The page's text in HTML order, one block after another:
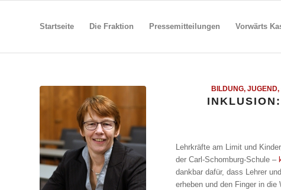
Startseite Die Fraktion Pressemitteilungen Vorwärts
BILDUNG,
Lehrkräfte am Limit und
der Carl-Schomburg-Schule –
dankbar dafür, dass Lehrer
erheben und den Finger in